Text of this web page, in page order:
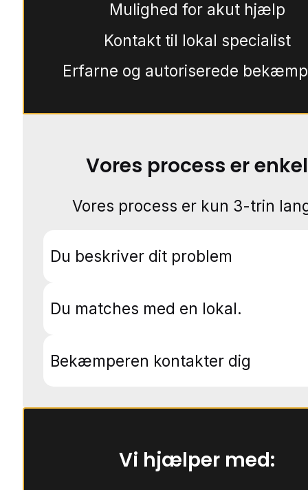
Mulighed for akut hjælp
Kontakt til lokal specialist
Erfarne og autoriserede
Vores process er enkel
Vores process er kun 3-trin
Du beskriver dit problem
Du matches med en lokal.
Bekæmperen kontakter dig
Vi hjælper med: